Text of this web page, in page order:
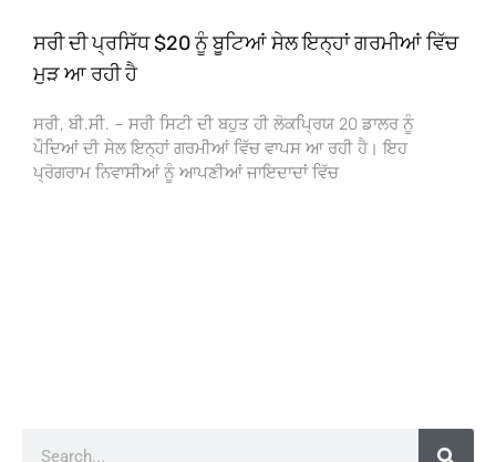
ਸਰੀ ਦੀ ਪ੍ਰਸਿੱਧ $20 ਨੂੰ ਬੂਟਿਆਂ ਸੇਲ ਇਨ੍ਹਾਂ ਗਰਮੀਆਂ ਵਿੱਚ
ਮੁੜ ਆ ਰਹੀ ਹੈ
ਸਰੀ, ਬੀ.ਸੀ. – ਸਰੀ ਸਿਟੀ ਦੀ ਬਹੁਤ ਹੀ ਲੋਕਪ੍ਰਿਯ 20 ਡਾਲਰ ਨੂੰ
ਪੌਦਿਆਂ ਦੀ ਸੇਲ ਇਨ੍ਹਾਂ ਗਰਮੀਆਂ ਵਿੱਚ ਵਾਪਸ ਆ ਰਹੀ ਹੈ। ਇਹ
ਪ੍ਰੋਗਰਾਮ ਨਿਵਾਸੀਆਂ ਨੂੰ ਆਪਣੀਆਂ ਜਾਇਦਾਦਾਂ ਵਿੱਚ